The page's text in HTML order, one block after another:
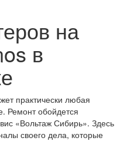
на
в
практически любая
Ремонт обойдется
«Вольтаж Сибирь». Здесь
своего дела, которые